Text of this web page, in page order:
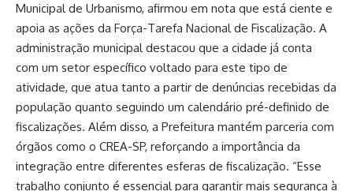
Municipal de Urbanismo, afirmou em nota que está ciente e
apoia as ações da Força-Tarefa Nacional de Fiscalização. A
administração municipal destacou que a cidade já conta
com um setor específico voltado para este tipo de
atividade, que atua tanto a partir de denúncias recebidas da
população quanto seguindo um calendário pré-definido de
fiscalizações. Além disso, a Prefeitura mantém parceria com
órgãos como o CREA-SP, reforçando a importância da
integração entre diferentes esferas de fiscalização. “Esse
trabalho conjunto é essencial para garantir mais segurança à